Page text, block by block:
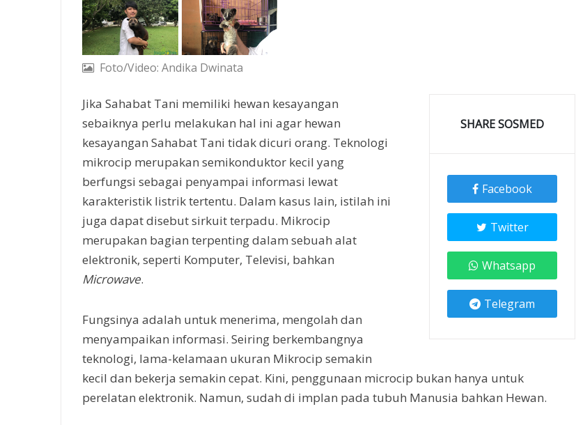
Foto/Video: Andika Dwinata
SHARE SOSMED
Facebook
Twitter
Whatsapp
Telegram
Jika Sahabat Tani memiliki hewan kesayangan
sebaiknya perlu melakukan hal ini agar hewan
kesayangan Sahabat Tani tidak dicuri orang. Teknologi
mikrocip merupakan semikonduktor kecil yang
berfungsi sebagai penyampai informasi lewat
karakteristik listrik tertentu. Dalam kasus lain, istilah ini
juga dapat disebut sirkuit terpadu. Mikrocip
merupakan bagian terpenting dalam sebuah alat
elektronik, seperti Komputer, Televisi, bahkan
Microwave.
Fungsinya adalah untuk menerima, mengolah dan
menyampaikan informasi. Seiring berkembangnya
teknologi, lama-kelamaan ukuran Mikrocip semakin
kecil dan bekerja semakin cepat. Kini, penggunaan microcip bukan hanya untuk
perelatan elektronik. Namun, sudah di implan pada tubuh Manusia bahkan Hewan.